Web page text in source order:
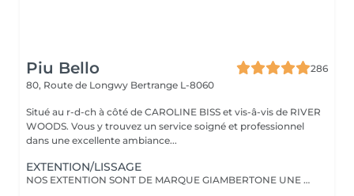
Piu Bello
286
80, Route de Longwy Bertrange L-8060
Situé au r-d-ch à côté de CAROLINE BISS et vis-â-vis de RIVER
WOODS. Vous y trouvez un service soigné et professionnel
dans une excellente ambiance...
EXTENTION/LISSAGE
NOS EXTENTION SONT DE MARQUE GIAMBERTONE UNE DES MEILLEUR SUR LE MARCHE.100% CHEVEUX NATUREL.Nous proposont aussi des extentions de marque Hairdreams qui ce colle.